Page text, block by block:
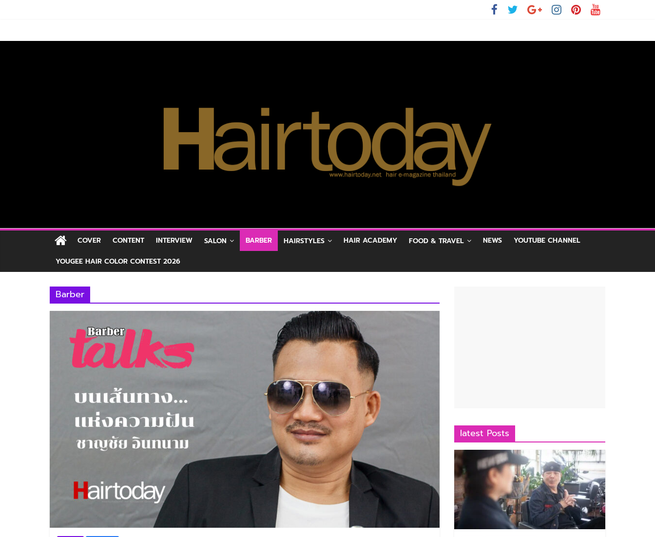
COVER CONTENT INTERVIEW SALON BARBER HAIRSTYLES HAIR ACADEMY FOOD & TRAVEL NEWS YOUTUBE CHANNEL
YOUGEE HAIR COLOR CONTEST 2026
Barber
latest Posts